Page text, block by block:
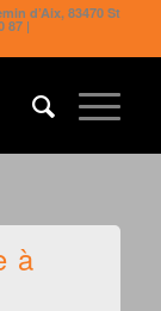
d’Aix, 83470 St
87 |
à